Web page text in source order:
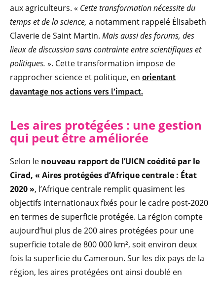
aux agriculteurs. « Cette transformation nécessite du
temps et de la science, a notamment rappelé Élisabeth
Claverie de Saint Martin. Mais aussi des forums, des
lieux de discussion sans contrainte entre scientifiques et
politiques. ». Cette transformation impose de
rapprocher science et politique, en orientant
davantage nos actions vers l’impact.
Les aires protégées : une gestion
qui peut être améliorée
Selon le nouveau rapport de l’UICN coédité par le
Cirad, « Aires protégées d’Afrique centrale : État
2020 », l’Afrique centrale remplit quasiment les
objectifs internationaux fixés pour le cadre post-2020
en termes de superficie protégée. La région compte
aujourd’hui plus de 200 aires protégées pour une
superficie totale de 800 000 km², soit environ deux
fois la superficie du Cameroun. Sur les dix pays de la
région, les aires protégées ont ainsi doublé en